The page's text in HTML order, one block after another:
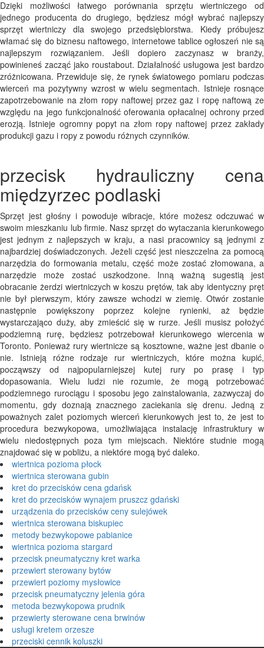
Dzięki możliwości łatwego porównania sprzętu wiertniczego od
jednego producenta do drugiego, będziesz mógł wybrać najlepszy
sprzęt wiertniczy dla swojego przedsiębiorstwa. Kiedy próbujesz
włamać się do biznesu naftowego, internetowe tablice ogłoszeń nie są
najlepszym rozwiązaniem. Jeśli dopiero zaczynasz w branży,
powinieneś zacząć jako roustabout. Działalność usługowa jest bardzo
zróżnicowana. Przewiduje się, że rynek światowego pomiaru podczas
wierceń ma pozytywny wzrost w wielu segmentach. Istnieje rosnące
zapotrzebowanie na złom ropy naftowej przez gaz i ropę naftową ze
względu na jego funkcjonalność oferowania opłacalnej ochrony przed
erozją. Istnieje ogromny popyt na złom ropy naftowej przez zakłady
produkcji gazu i ropy z powodu różnych czynników.
przecisk hydrauliczny cena
międzyrzec podlaski
Sprzęt jest głośny i powoduje wibracje, które możesz odczuwać w
swoim mieszkaniu lub firmie. Nasz sprzęt do wytaczania kierunkowego
jest jednym z najlepszych w kraju, a nasi pracownicy są jednymi z
najbardziej doświadczonych. Jeżeli część jest nieszczelna za pomocą
narzędzia do formowania metalu, część może zostać złomowana, a
narzędzie może zostać uszkodzone. Inną ważną sugestią jest
obracanie żerdzi wiertniczych w koszu prętów, tak aby identyczny pręt
nie był pierwszym, który zawsze wchodzi w ziemię. Otwór zostanie
następnie powiększony poprzez kolejne rynienki, aż będzie
wystarczająco duży, aby zmieścić się w rurze. Jeśli musisz położyć
podziemną rurę, będziesz potrzebował kierunkowego wiercenia w
Toronto. Ponieważ rury wiertnicze są kosztowne, ważne jest dbanie o
nie. Istnieją różne rodzaje rur wiertniczych, które można kupić,
począwszy od najpopularniejszej kutej rury po prasę i typ
dopasowania. Wielu ludzi nie rozumie, że mogą potrzebować
podziemnego rurociągu i sposobu jego zainstalowania, zazwyczaj do
momentu, gdy doznają znacznego zaciekania się drenu. Jedną z
poważnych zalet poziomych wierceń kierunkowych jest to, że jest to
procedura bezwykopowa, umożliwiająca instalację infrastruktury w
wielu niedostępnych poza tym miejscach. Niektóre studnie mogą
znajdować się w pobliżu, a niektóre mogą być daleko.
wiertnica pozioma płock
wiertnica sterowana gubin
kret do przecisków cena gdańsk
kret do przecisków wynajem pruszcz gdański
urządzenia do przecisków ceny sulejówek
wiertnica sterowana biskupiec
metody bezwykopowe pabianice
wiertnica pozioma stargard
przecisk pneumatyczny kret warka
przewiert sterowany bytów
przewiert poziomy mysłowice
przecisk pneumatyczny jelenia góra
metoda bezwykopowa prudnik
przewierty sterowane cena brwinów
usługi kretem orzesze
przeciski cennik koluszki